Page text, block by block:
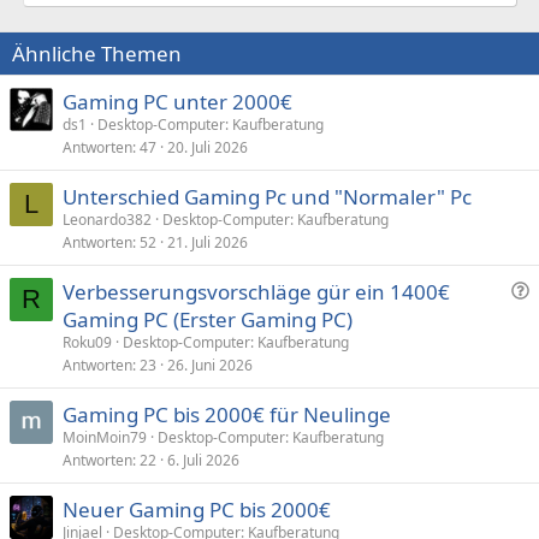
Ähnliche Themen
Gaming PC unter 2000€
ds1
Desktop-Computer: Kaufberatung
Antworten 47 20. Juli 2026
L Unterschied Gaming Pc und "Normaler" Pc
Leonardo382 Desktop-Computer: Kaufberatung
Antworten 52 21. Juli 2026
R
F
e
Verbesserungsvorschläge gür ein 1400€
Gaming PC (Erster Gaming PC)
Roku09
Desktop-Computer: Kaufberatung
Antworten 23 26. Juni 2026
Gaming PC bis 2000€ für Neulinge
MoinMoin79
Desktop-Computer: Kaufberatung
Antworten 22 6. Juli 2026
Neuer Gaming PC bis 2000€
Jinjael Desktop-Computer: Kaufberatung